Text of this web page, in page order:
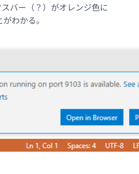
バー（？）がオレンジ色に
わかる。